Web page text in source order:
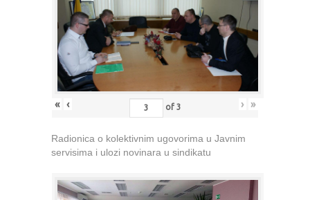
« ‹ of 3 › »
Radionica o kolektivnim ugovorima u Javnim
servisima i ulozi novinara u sindikatu